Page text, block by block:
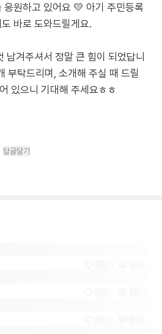
응원하고 있어요 💛 아기 주민등록
바로 도와드릴게요.
남겨주셔서 정말 큰 힘이 되었답니
부탁드리며, 소개해 주실 때 드릴
있으니 기대해 주세요ㅎㅎ
답글달기